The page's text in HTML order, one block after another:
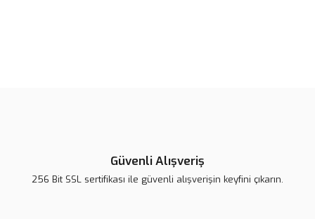
Güvenli Alışveriş
256 Bit SSL sertifikası ile güvenli alışverişin keyfini çıkarın.